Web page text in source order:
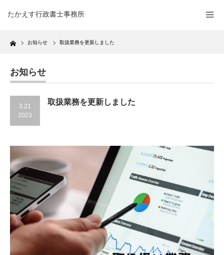
たかえす行政書士事務所
Home お知らせ 取扱業務を更新しました
お知らせ
3.21
2023
取扱業務を更新しました